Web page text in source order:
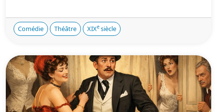
Comédie Théâtre XIXe siècle